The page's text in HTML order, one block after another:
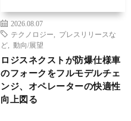
2026.08.07
テクノロジー
プレスリリースな
ど
動向/展望
ロジスネクストが防爆仕様車
のフォークをフルモデルチェ
ンジ、オペレーターの快適性
向上図る